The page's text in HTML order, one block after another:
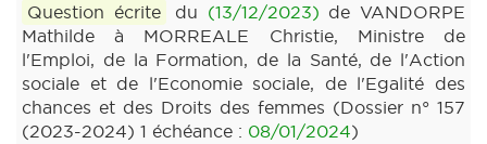
Question écrite du (13/12/2023) de VANDORPE
Mathilde à MORREALE Christie, Ministre de
l'Emploi, de la Formation, de la Santé, de l'Action
sociale et de l'Economie sociale, de l'Egalité des
chances et des Droits des femmes (Dossier n° 157
(2023-2024) 1 échéance : 08/01/2024)